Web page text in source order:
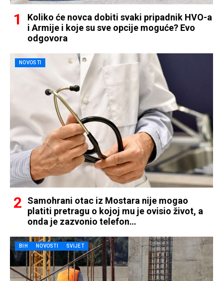
Koliko će novca dobiti svaki pripadnik HVO-a
i Armije i koje su sve opcije moguće? Evo
odgovora
NOVOSTI
Samohrani otac iz Mostara nije mogao
platiti pretragu o kojoj mu je ovisio život, a
onda je zazvonio telefon…
BIH NOVOSTI SVIJET